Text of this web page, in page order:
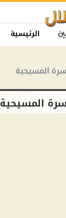
الرئيسية
المسيحية
المسيحية